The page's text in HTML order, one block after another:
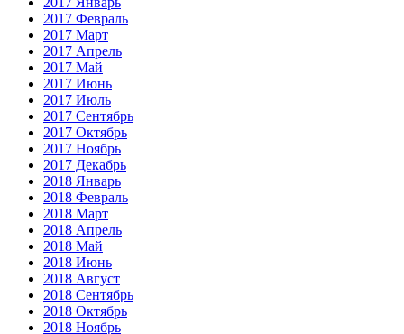
2017 Февраль
2017 Март
2017 Апрель
2017 Май
2017 Июнь
2017 Июль
2017 Сентябрь
2017 Октябрь
2017 Ноябрь
2017 Декабрь
2018 Январь
2018 Февраль
2018 Март
2018 Апрель
2018 Май
2018 Июнь
2018 Август
2018 Сентябрь
2018 Октябрь
2018 Ноябрь